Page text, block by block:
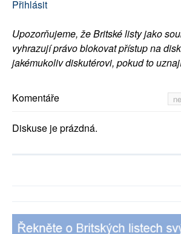
Přihlásit
Upozorňujeme, že Britské listy jako
vyhrazují právo blokovat přístup na
jakémukoliv diskutérovi, pokud to
Komentáře
Diskuse je prázdná.